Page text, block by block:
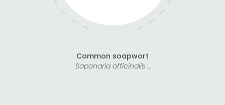
Common soapwort
Saponaria officinalisL.